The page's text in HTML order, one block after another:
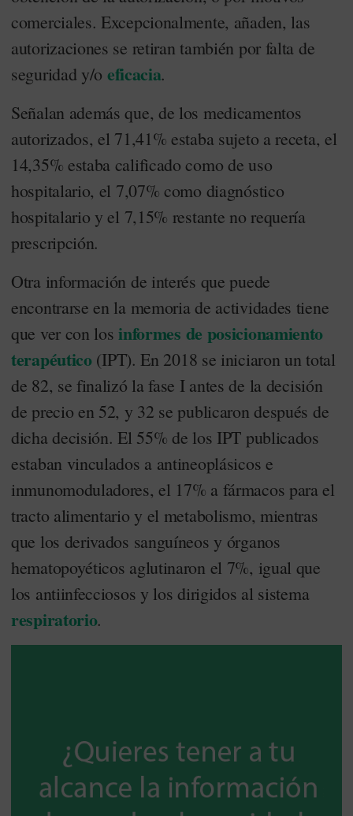
comerciales. Excepcionalmente, añaden, las
autorizaciones se retiran también por falta de
seguridad y/o eficacia.
Señalan además que, de los medicamentos
autorizados, el 71,41% estaba sujeto a receta, el
14,35% estaba calificado como de uso
hospitalario, el 7,07% como diagnóstico
hospitalario y el 7,15% restante no requería
prescripción.
Otra información de interés que puede
encontrarse en la memoria de actividades tiene
que ver con losinformes de posicionamiento
terapéutico(IPT). En 2018 se iniciaron un total
de 82, se finalizó la fase I antes de la decisión
de precio en 52, y 32 se publicaron después de
dicha decisión. El 55% de los IPT publicados
estaban vinculados a antineoplásicos e
inmunomoduladores, el 17% a fármacos para el
tracto alimentario y el metabolismo, mientras
que los derivados sanguíneos y órganos
hematopoyéticos aglutinaron el 7%, igual que
los antiinfecciosos y los dirigidos al sistema
respiratorio.